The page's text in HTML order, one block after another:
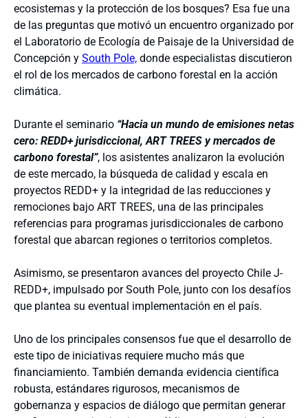
ecosistemas y la protección de los bosques? Esa fue una
de las preguntas que motivó un encuentro organizado por
el Laboratorio de Ecología de Paisaje de la Universidad de
Concepción y South Pole, donde especialistas discutieron
el rol de los mercados de carbono forestal en la acción
climática.
Durante el seminario “Hacia un mundo de emisiones netas
cero: REDD+ jurisdiccional, ART TREES y mercados de
carbono forestal”, los asistentes analizaron la evolución
de este mercado, la búsqueda de calidad y escala en
proyectos REDD+ y la integridad de las reducciones y
remociones bajo ART TREES, una de las principales
referencias para programas jurisdiccionales de carbono
forestal que abarcan regiones o territorios completos.
Asimismo, se presentaron avances del proyecto Chile J-
REDD+, impulsado por South Pole, junto con los desafíos
que plantea su eventual implementación en el país.
Uno de los principales consensos fue que el desarrollo de
este tipo de iniciativas requiere mucho más que
financiamiento. También demanda evidencia científica
robusta, estándares rigurosos, mecanismos de
gobernanza y espacios de diálogo que permitan generar